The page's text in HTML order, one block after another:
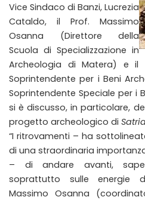
Vice Sindaco di Banzi, Lucrezia
Cataldo, il Prof. Massimo
Osanna (Direttore della
Scuola di Specializzazione in
Archeologia di Matera) e il
Soprintendente per i Beni
Soprintendente Speciale per i
si è discusso, in particolare,
progetto archeologico di
“I ritrovamenti – ha
di una straordinaria
– di andare avanti,
soprattutto sulle energie
Massimo Osanna